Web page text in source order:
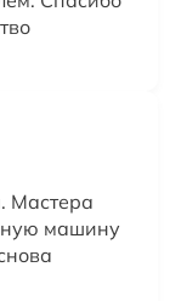
Мастера
машину